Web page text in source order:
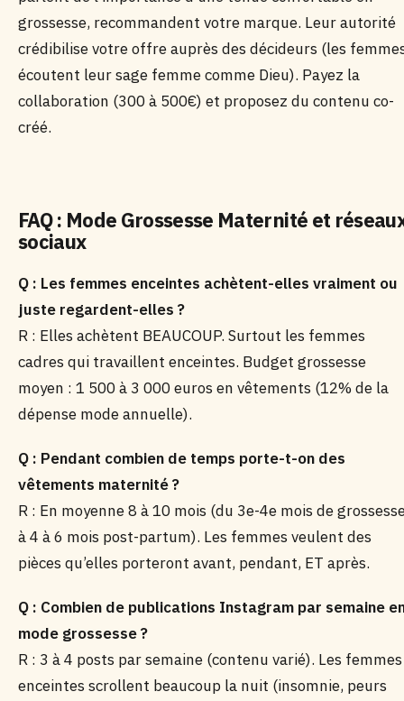
grossesse, recommandent votre marque. Leur autorité
crédibilise votre offre auprès des décideurs (les
écoutent leur sage femme comme Dieu). Payez la
collaboration (300 à 500€) et proposez du contenu co-
créé.
FAQ : Mode Grossesse Maternité et
sociaux
Q : Les femmes enceintes achètent-elles vraiment ou
juste regardent-elles ?
R : Elles achètent BEAUCOUP. Surtout les femmes
cadres qui travaillent enceintes. Budget grossesse
moyen : 1 500 à 3 000 euros en vêtements (12% de la
dépense mode annuelle).
Q : Pendant combien de temps porte-t-on des
vêtements maternité ?
R : En moyenne 8 à 10 mois (du 3e-4e mois de
à 4 à 6 mois post-partum). Les femmes veulent des
pièces qu’elles porteront avant, pendant, ET après.
Q : Combien de publications Instagram par semaine
mode grossesse ?
R : 3 à 4 posts par semaine (contenu varié). Les femmes
enceintes scrollent beaucoup la nuit (insomnie, peurs